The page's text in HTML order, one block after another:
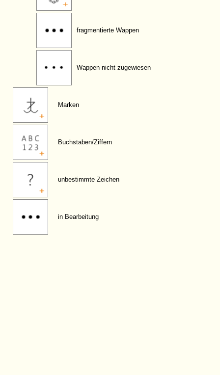
fragmentierte Wappen
Wappen nicht zugewiesen
Marken
Buchstaben/Ziffern
unbestimmte Zeichen
in Bearbeitung